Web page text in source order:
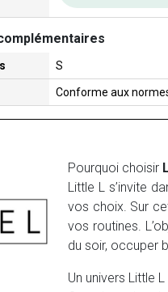
S
Conforme aux normes
Pourquoi choisir
Little L s’invite
vos choix. Sur
vos routines.
du soir, occuper
Un univers Little